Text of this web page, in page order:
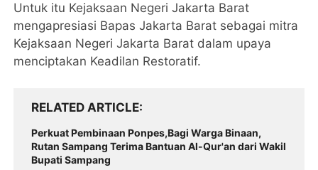
Untuk itu Kejaksaan Negeri Jakarta Barat
mengapresiasi Bapas Jakarta Barat sebagai mitra
Kejaksaan Negeri Jakarta Barat dalam upaya
menciptakan Keadilan Restoratif.
RELATED ARTICLE
Perkuat Pembinaan Ponpes,Bagi Warga Binaan,
Rutan Sampang Terima Bantuan Al-Qur'an dari Wakil
Bupati Sampang